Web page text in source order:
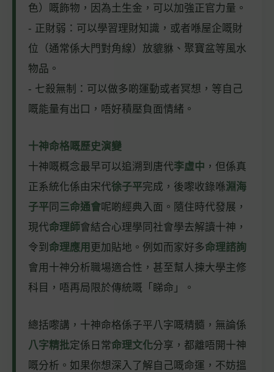
色）嘅飾物，因為土生金，可以加強正官力量。
- 正財弱：可以學習理財知識，或者喺屋企嘅財
位（通常係大門對角線）放貔貅、聚寶盆等風水
物品。
- 七殺無制：可以做多啲運動或者冥想，等自己
嘅能量有出口，唔好積壓負面情緒。
十神命格嘅歷史演變
十神嘅概念最早可以追溯到唐代李虛中 ，但係真
正系統化係由宋代徐子平完成，後嚟收錄喺淵海
子平 同 三命通會呢啲經典入面。隨住時代發展，
現代命理師會結合心理學同社會學去解讀十神，
令到 命理應用 更加貼地。例如而家好多命理諮詢
會用十神分析職場適合性，甚至幫人揀大學主修
科目，唔再局限於傳統嘅「睇命」。
總括嚟講，十神命格係子平八字嘅精髓，無論係
八字精批定係日常命理文化分享，都離唔開十神
嘅分析。如果你想深入了解自己嘅命運，不妨搵